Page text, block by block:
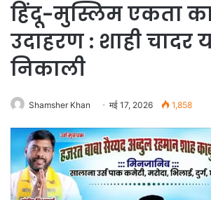
हिंदू-मुस्लिम एकता
उदाहरण : शाही चादर
निकाली
Shamsher Khan मई 17, 2026 1,858